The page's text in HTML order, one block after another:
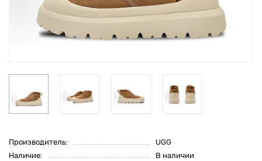
Производитель:
UGG
Наличие:
В наличии